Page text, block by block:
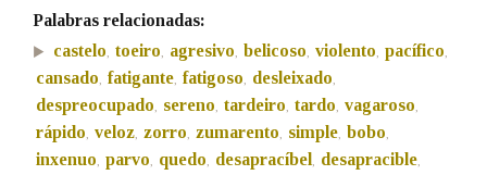
Nos exemplos
Na fraseoloxía
Palabras relacionadas:
castelo toeiro agresivo belicoso violento pacífico
cansado fatigante fatigoso desleixado
despreocupado sereno tardeiro tardo vagaroso
rápido veloz zorro zumarento simple bobo
inxenuo parvo quedo desapracíbel desapracible